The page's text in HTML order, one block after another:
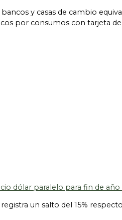
y casas de cambio
por consumos con tarjeta
dólar paralelo para fin de año
registra un salto del 15%